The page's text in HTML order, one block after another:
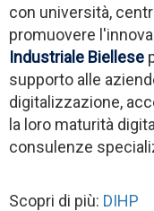
con università,
promuovere
Industriale Biellese
supporto alle
digitalizzazione,
la loro maturità
consulenze
Scopri di più: DIHP